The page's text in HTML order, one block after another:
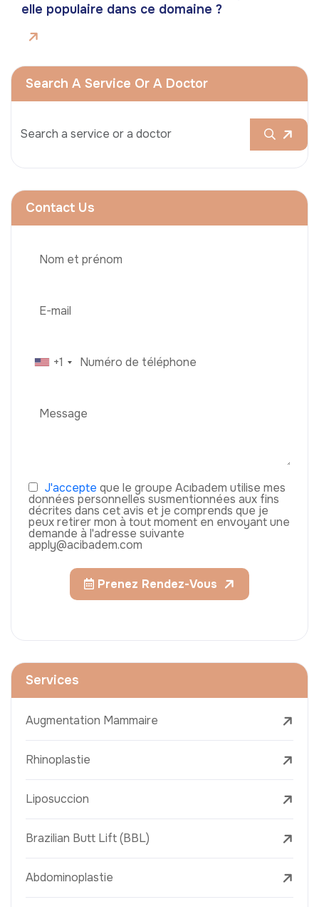
elle populaire dans ce domaine ?
Search A Service Or A Doctor
Contact Us
+1
J'accepte que le groupe Acıbadem utilise mes
données personnelles susmentionnées aux fins
décrites dans cet avis et je comprends que je
peux retirer mon à tout moment en envoyant une
demande à l'adresse suivante
apply@acibadem.com
Prenez Rendez-Vous
Services
Augmentation Mammaire
Rhinoplastie
Liposuccion
Brazilian Butt Lift (BBL)
Abdominoplastie